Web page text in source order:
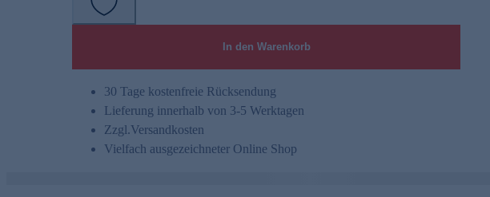
In den Warenkorb
30 Tage kostenfreie Rücksendung
Lieferung innerhalb von 3-5 Werktagen
Zzgl.Versandkosten
Vielfach ausgezeichneter Online Shop